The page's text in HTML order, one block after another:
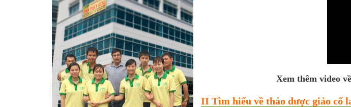
Xem thêm video
II Tìm hiểu về thảo dược giảo cổ